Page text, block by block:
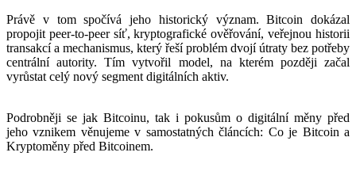
Právě v tom spočívá jeho historický význam. Bitcoin dokázal
propojit peer-to-peer síť, kryptografické ověřování, veřejnou historii
transakcí a mechanismus, který řeší problém dvojí útraty bez potřeby
centrální autority. Tím vytvořil model, na kterém později začal
vyrůstat celý nový segment digitálních aktiv.
Podrobněji se jak Bitcoinu, tak i pokusům o digitální měny před
jeho vznikem věnujeme v samostatných článcích: Co je Bitcoin a
Kryptoměny před Bitcoinem.